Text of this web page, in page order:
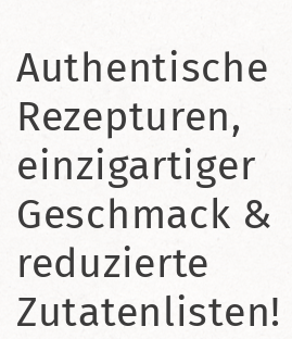
Authentische
Rezepturen,
einzigartiger
Geschmack &
reduzierte
Zutatenlisten!